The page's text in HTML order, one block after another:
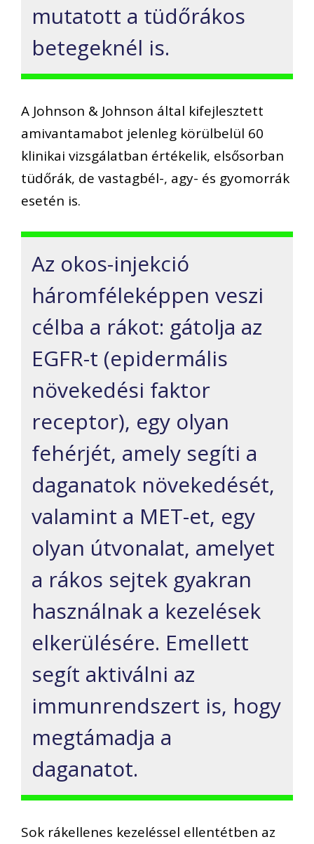
mutatott a tüdőrákos
betegeknél is.
A Johnson & Johnson által kifejlesztett
amivantamabot jelenleg körülbelül 60
klinikai vizsgálatban értékelik, elsősorban
tüdőrák, de vastagbél-, agy- és gyomorrák
esetén is.
Az okos-injekció
háromféleképpen veszi
célba a rákot: gátolja az
EGFR-t (epidermális
növekedési faktor
receptor), egy olyan
fehérjét, amely segíti a
daganatok növekedését,
valamint a MET-et, egy
olyan útvonalat, amelyet
a rákos sejtek gyakran
használnak a kezelések
elkerülésére. Emellett
segít aktiválni az
immunrendszert is, hogy
megtámadja a
daganatot.
Sok rákellenes kezeléssel ellentétben az